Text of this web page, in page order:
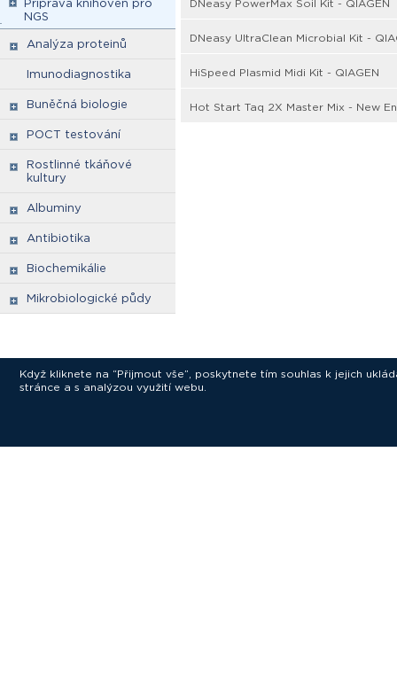
Příprava knihoven pro
NGS
Analýza proteinů
Imunodiagnostika
Buněčná biologie
POCT testování
Rostlinné tkáňové
kultury
Albuminy
Antibiotika
Biochemikálie
Mikrobiologické půdy
DNeasy PowerMax Soil Kit - QIAGEN
DNeasy UltraClean Microbial Kit -
HiSpeed Plasmid Midi Kit - QIAGEN
Hot Start Taq 2X Master Mix - New
Když kliknete na “Přijmout vše”, poskytnete tím souhlas k jejich
stránce a s analýzou využití webu.